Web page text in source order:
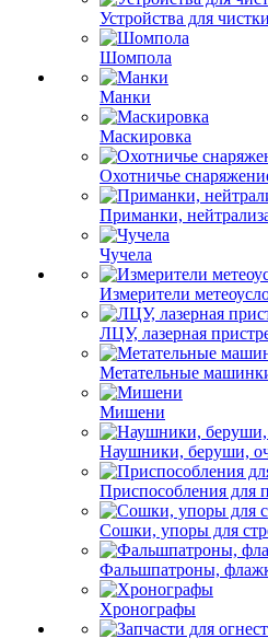
Устройства для
Шомпола
Манки
Маскировка
Охотничье
Приманки,
Чучела
Измерители
ЛЦУ, лазерная
Метательные
Мишени
Наушники, беруши,
Приспособления для
Сошки, упоры для
Фальшпатроны,
Хронографы